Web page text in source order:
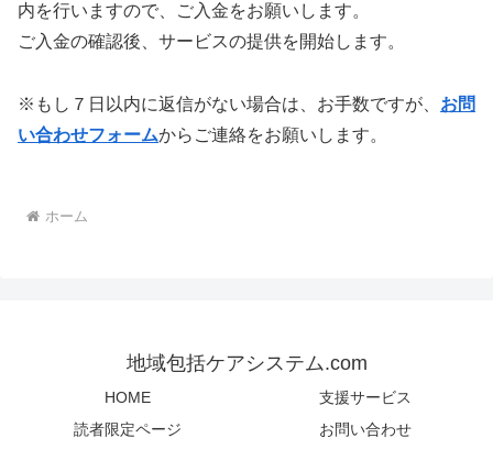
内を行いますので、ご入金をお願いします。
ご入金の確認後、サービスの提供を開始します。
※もし７日以内に返信がない場合は、お手数ですが、 お問
い合わせフォームからご連絡をお願いします。
ホーム
地域包括ケアシステム.com
HOME
支援サービス
読者限定ページ
お問い合わせ